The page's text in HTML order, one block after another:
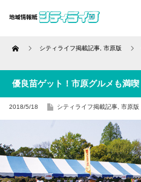
Home シティライフ掲載記事 市原版
優良苗ゲット！市原グルメも満喫
2018/5/18 シティライフ掲載記事 市原版